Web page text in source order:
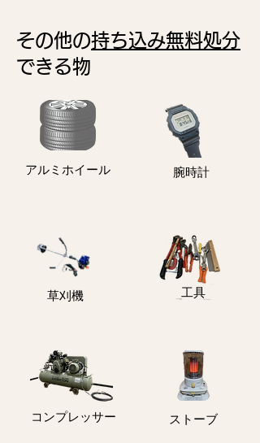
その他の持ち込み無料処分
できる物
アルミホイール ​腕時計
​草刈機 ​工具
コンプレッサー ストーブ